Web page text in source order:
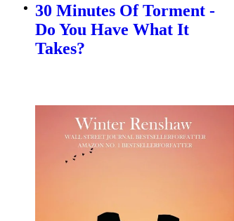
30 Minutes Of Torment -
Do You Have What It
Takes?